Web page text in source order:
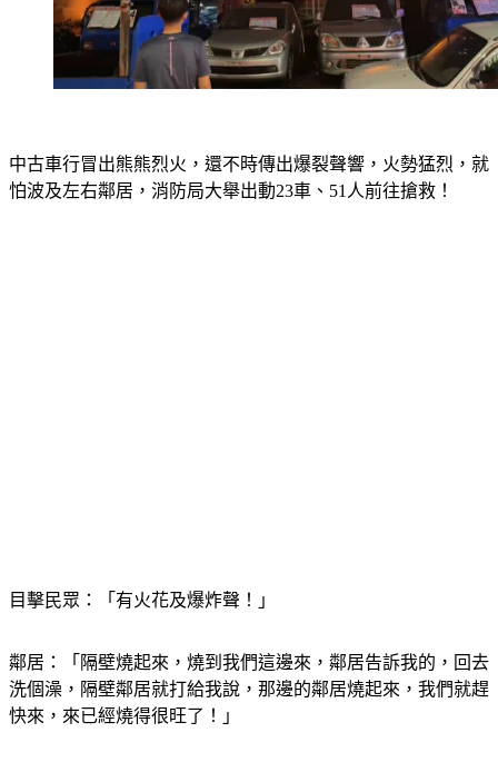
中古車行冒出熊熊烈火，還不時傳出爆裂聲響，火勢猛烈，就
鄰居：「隔壁燒起來，燒到我們這邊來，鄰居告訴我的，回去
洗個澡，隔壁鄰居就打給我說，那邊的鄰居燒起來，我們就趕